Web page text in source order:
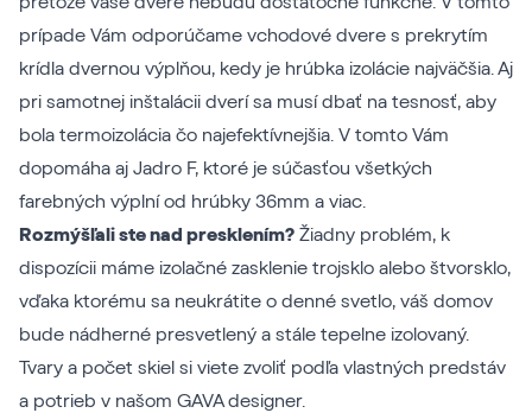
prípade Vám odporúčame vchodové dvere s prekrytím
krídla dvernou výplňou, kedy je hrúbka izolácie najväčšia. Aj
pri samotnej inštalácii dverí sa musí dbať na tesnosť, aby
bola termoizolácia čo najefektívnejšia. V tomto Vám
dopomáha aj Jadro F, ktoré je súčasťou všetkých
farebných výplní od hrúbky 36mm a viac.
Rozmýšľali ste nad presklením? Žiadny problém, k
dispozícii máme izolačné zasklenie trojsklo alebo štvorsklo,
vďaka ktorému sa neukrátite o denné svetlo, váš domov
bude nádherné presvetlený a stále tepelne izolovaný.
Tvary a počet skiel si viete zvoliť podľa vlastných predstáv
a potrieb v našom GAVA designer.